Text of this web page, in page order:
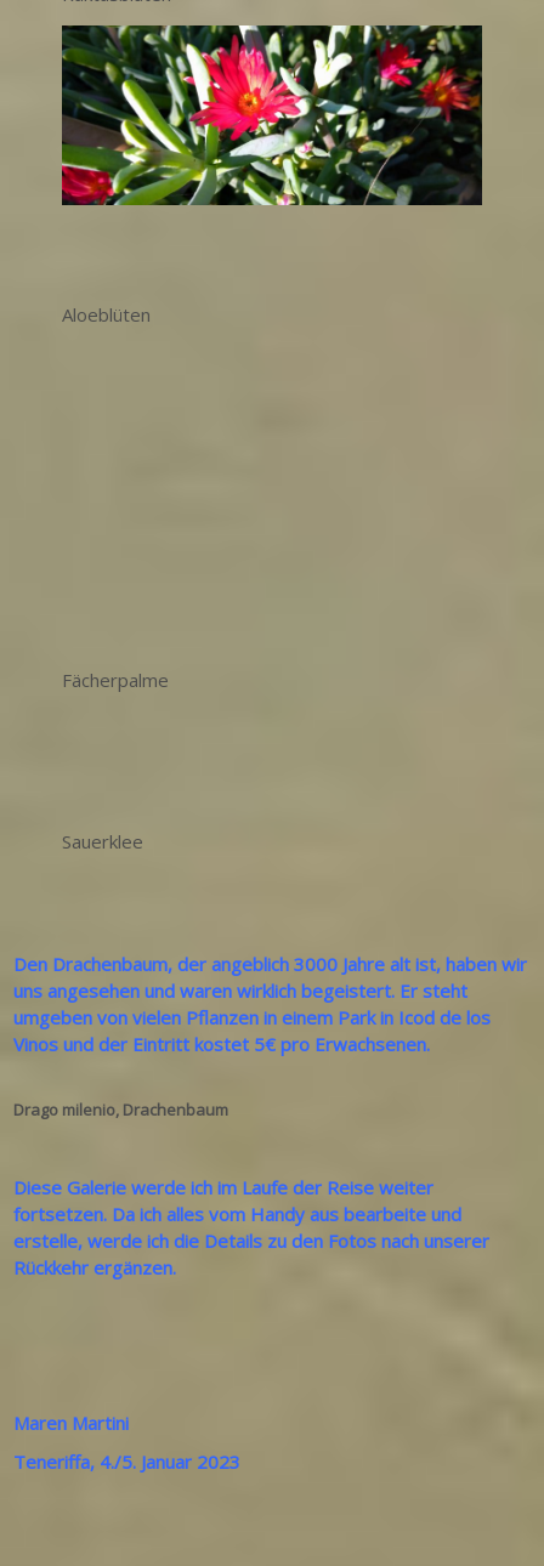
Aloeblüten
Fächerpalme
Sauerklee
Den Drachenbaum, der angeblich 3000 Jahre alt ist, haben wir
uns angesehen und waren wirklich begeistert. Er steht
umgeben von vielen Pflanzen in einem Park in Icod de los
Vinos und der Eintritt kostet 5€ pro Erwachsenen.
Drago milenio, Drachenbaum
Diese Galerie werde ich im Laufe der Reise weiter
fortsetzen. Da ich alles vom Handy aus bearbeite und
erstelle, werde ich die Details zu den Fotos nach unserer
Rückkehr ergänzen.
Maren Martini
Teneriffa, 4./5. Januar 2023